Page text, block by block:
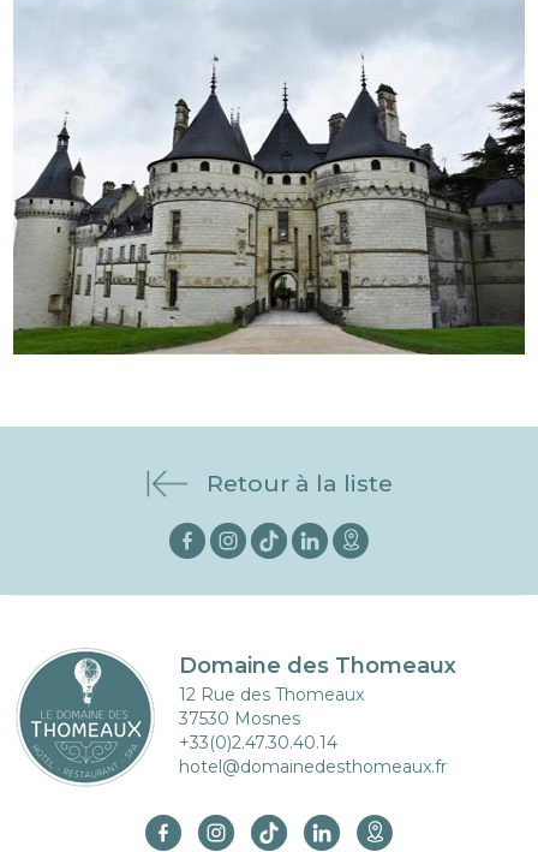
Retour à la liste
Domaine des Thomeaux
12 Rue des Thomeaux
37530 Mosnes
+33(0)2.47.30.40.14
hotel@domainedesthomeaux.fr